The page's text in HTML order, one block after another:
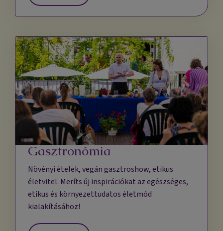
Gasztronómia
Növényi ételek, vegán gasztroshow, etikus
életvitel. Meríts új inspirációkat az egészséges,
etikus és környezettudatos életmód
kialakításához!